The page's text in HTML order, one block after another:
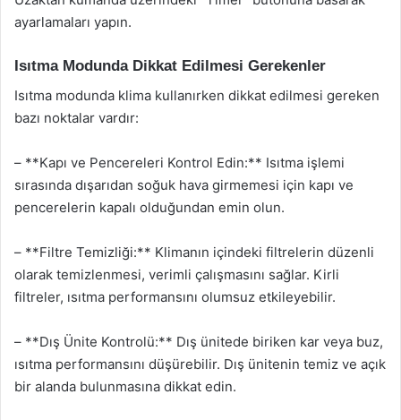
ayarlamaları yapın.
Isıtma Modunda Dikkat Edilmesi Gerekenler
Isıtma modunda klima kullanırken dikkat edilmesi gereken
bazı noktalar vardır:
– **Kapı ve Pencereleri Kontrol Edin:** Isıtma işlemi
sırasında dışarıdan soğuk hava girmemesi için kapı ve
pencerelerin kapalı olduğundan emin olun.
– **Filtre Temizliği:** Klimanın içindeki filtrelerin düzenli
olarak temizlenmesi, verimli çalışmasını sağlar. Kirli
filtreler, ısıtma performansını olumsuz etkileyebilir.
– **Dış Ünite Kontrolü:** Dış ünitede biriken kar veya buz,
ısıtma performansını düşürebilir. Dış ünitenin temiz ve açık
bir alanda bulunmasına dikkat edin.